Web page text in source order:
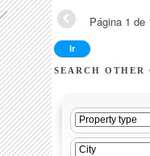
Página 1 de
SEARCH OTHER